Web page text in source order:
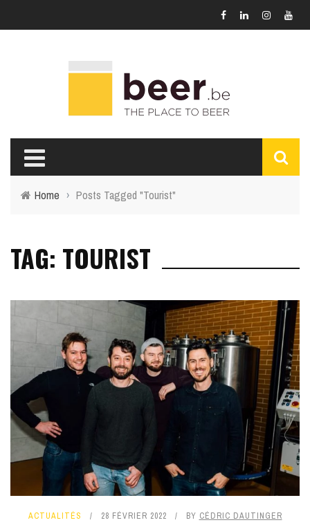
Home › Posts Tagged "Tourist"
TAG: TOURIST
ACTUALITÉS 28 FÉVRIER 2022 BY CÉDRIC DAUTINGER